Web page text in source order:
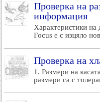
Проверка на
информация
Характеристики на
Focus е с изцяло
Проверка на
1. Размери на
размери са с